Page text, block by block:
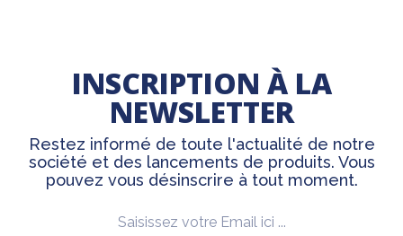
INSCRIPTION À LA
NEWSLETTER
Restez informé de toute l'actualité de notre
société et des lancements de produits. Vous
pouvez vous désinscrire à tout moment.